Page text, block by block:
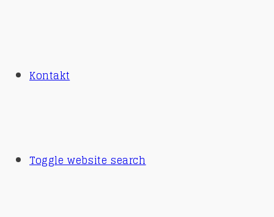
Kontakt
Toggle website search